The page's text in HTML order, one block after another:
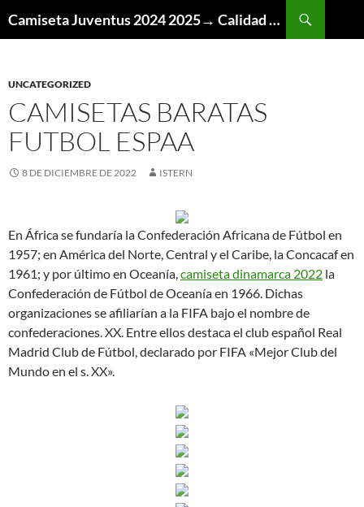
Camiseta Juventus 2024 2025→ Calidad Thai AAA
UNCATEGORIZED
CAMISETAS BARATAS
FUTBOL ESPAA
8 DE DICIEMBRE DE 2022 ISTERN
En África se fundaría la Confederación Africana de Fútbol en
1957; en América del Norte, Central y el Caribe, la Concacaf en
1961; y por último en Oceanía,camiseta dinamarca 2022 la
Confederación de Fútbol de Oceanía en 1966. Dichas
organizaciones se afiliarían a la FIFA bajo el nombre de
confederaciones. XX. Entre ellos destaca el club español Real
Madrid Club de Fútbol, declarado por FIFA «Mejor Club del
Mundo en el s. XX».